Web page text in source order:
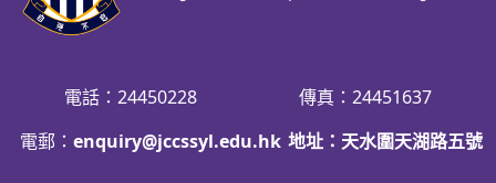
電話：24450228
傳真：24451637
電郵： enquiry@jccssyl.edu.hk 地址：天水圍天湖路五號